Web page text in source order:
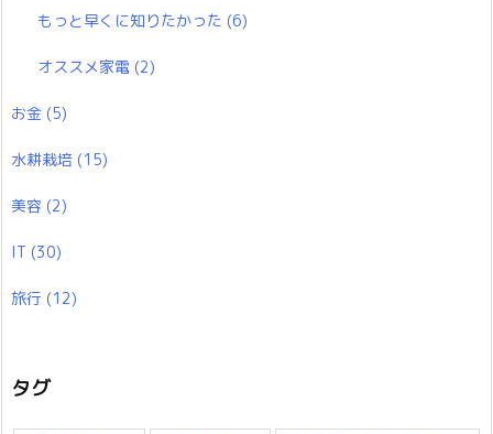
もっと早くに知りたかった (6)
オススメ家電 (2)
お金 (5)
水耕栽培 (15)
美容 (2)
IT (30)
旅行 (12)
タグ